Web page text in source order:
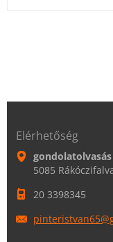
Elérhetőség
gondolatolvasás
5085
20 3398345
pinteris